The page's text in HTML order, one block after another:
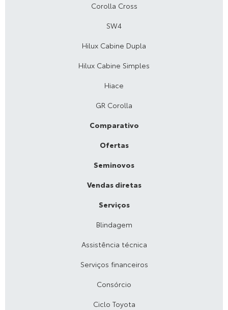
Corolla Cross
SW4
Hilux Cabine Dupla
Hilux Cabine Simples
Hiace
GR Corolla
Comparativo
Ofertas
Seminovos
Vendas diretas
Serviços
Blindagem
Assistência técnica
Serviços financeiros
Consórcio
Ciclo Toyota